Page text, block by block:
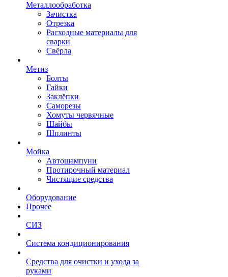
Металлообработка
Зачистка
Отрезка
Расходные материалы для
сварки
Свёрла
Метиз
Болты
Гайки
Заклёпки
Саморезы
Хомуты червячные
Шайбы
Шплинты
Мойка
Автошампуни
Протирочный материал
Чистящие средства
Оборудование
Прочее
СИЗ
Система кондиционирования
Средства для очистки и ухода за
руками